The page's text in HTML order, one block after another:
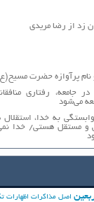
زد از رضا مریدی
نام پرآوازه حضرت
در جامعه، رفتاری
می‌شود
به خدا،
و مستقل هستی/ خدا
اصل مذاکرات اظهارات